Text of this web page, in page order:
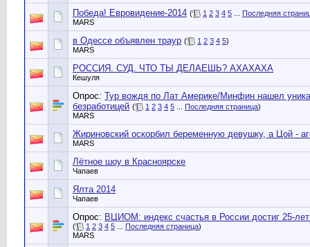
Победа! Евровидение-2014 ( 1 2 3 4 5
Последняя
MARS
в Одессе объявлен траур ( 1 2 3 4 5)
MARS
РОССИЯ. СУД. ЧТО ТЫ ДЕЛАЕШЬ? АХАХАХА
Кешуля
Опрос: Тур вождя по Лат Америке/Минфин нашел
безработицей ( 1 2 3 4 5 Последняя страница)
MARS
Жириновский оскорбил беременную девушку, а Цой -
MARS
Лётное шоу в Красноярске
Чапаев
Ялта 2014
Чапаев
Опрос: ВЦИОМ: индекс счастья в России достиг 25-
( 1 2 3 4 5 Последняя страница)
MARS